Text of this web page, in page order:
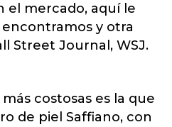
el mercado, aquí le
y otra
Street Journal, WSJ.
costosas es la que
de piel Saffiano, con